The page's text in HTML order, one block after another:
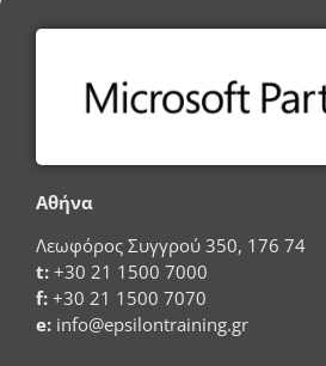
Αθήνα
Λεωφόρος Συγγρού 350, 176 74
t: +30 21 1500 7000
f: +30 21 1500 7070
e: info@epsilontraining.gr